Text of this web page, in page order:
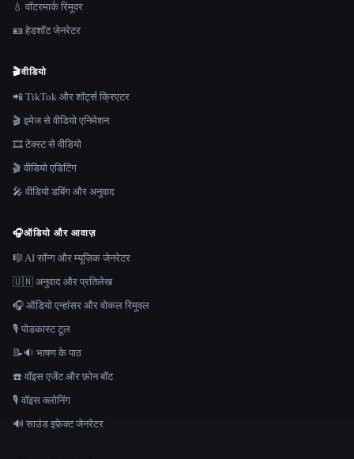
💧 वॉटरमार्क रिमूवर
🪪 हेडशॉट जेनरेटर
🎬वीडियो
📲 TikTok और शॉर्ट्स क्रिएटर
🎬 इमेज से वीडियो एनिमेशन
🎞️ टेक्स्ट से वीडियो
🎬 वीडियो एडिटिंग
🎤 वीडियो डबिंग और अनुवाद
🎧ऑडियो और आवाज़
🎼 AI सॉन्ग और म्यूज़िक जेनरेटर
🇺🇳 अनुवाद और प्रतिलेख
🎧 ऑडियो एन्हांसर और वोकल रिमूवल
🎙️ पोडकास्ट टूल
📝🔉 भाषण के पाठ
☎️ वॉइस एजेंट और फ़ोन बॉट
🎙️ वॉइस क्लोनिंग
🔊 साउंड इफ़ेक्ट जेनरेटर